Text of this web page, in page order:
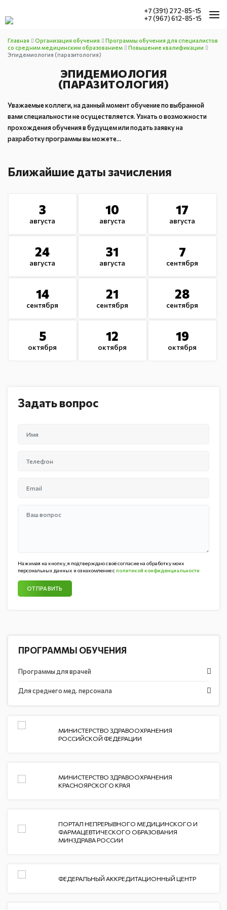
+7 (391) 272-85-15
+7 (967) 612-85-15
ГЛАВНАЯ
НАШИ УСЛУГИ
СВЕДЕНИЯ ОБ ОРГАНИЗАЦИИ
НАШИ МЕРОПРИЯТИЯТИЯ
НОВОСТИ
АККРЕДИТАЦИЯ
КОНТАКТЫ
Главная Организация обучения
Программы обучения для специалистов
со средним медицинским образованием
Повышение квалификации
Эпидемиология (паразитология)
ЭПИДЕМИОЛОГИЯ
(ПАРАЗИТОЛОГИЯ)
Уважаемые коллеги, на данный момент обучение по выбранной
вами специальности не осуществляется. Узнать о возможности
прохождения обучения в будущем или подать заявку на
разработку программы вы можете…
Ближайшие даты зачисления
3
августа
10
августа
17
августа
24
августа
31
августа
7
сентября
14
сентября
21
сентября
28
сентября
5
октября
12
октября
19
октября
Задать вопрос
Нажимая на кнопку, я подтверждаю своё согласие на обработку моих
персональных данных и ознакомление сполитикой конфиденциальности
ОТПРАВИТЬ
ПРОГРАММЫ ОБУЧЕНИЯ
Программы для врачей
Для среднего мед. персонала
МИНИСТЕРСТВО ЗДРАВООХРАНЕНИЯ
РОССИЙСКОЙ ФЕДЕРАЦИИ
МИНИСТЕРСТВО ЗДРАВООХРАНЕНИЯ
КРАСНОЯРСКОГО КРАЯ
ПОРТАЛ НЕПРЕРЫВНОГО МЕДИЦИНСКОГО И
ФАРМАЦЕВТИЧЕСКОГО ОБРАЗОВАНИЯ
МИНЗДРАВА РОССИИ
ФЕДЕРАЛЬНЫЙ АККРЕДИТАЦИОННЫЙ ЦЕНТР